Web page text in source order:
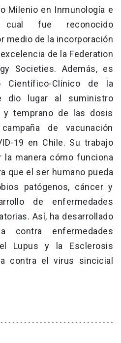
Milenio en Inmunología e
cual fue reconocido
medio de la incorporación
de la Federation
Societies. Además, es
Científico-Clínico de la
dio lugar al suministro
y temprano de las dosis
de vacunación
19 en Chile. Su trabajo
la manera cómo funciona
que el ser humano pueda
patógenos, cáncer y
de enfermedades
Así, ha desarrollado
contra enfermedades
Lupus y la Esclerosis
contra el virus sincicial